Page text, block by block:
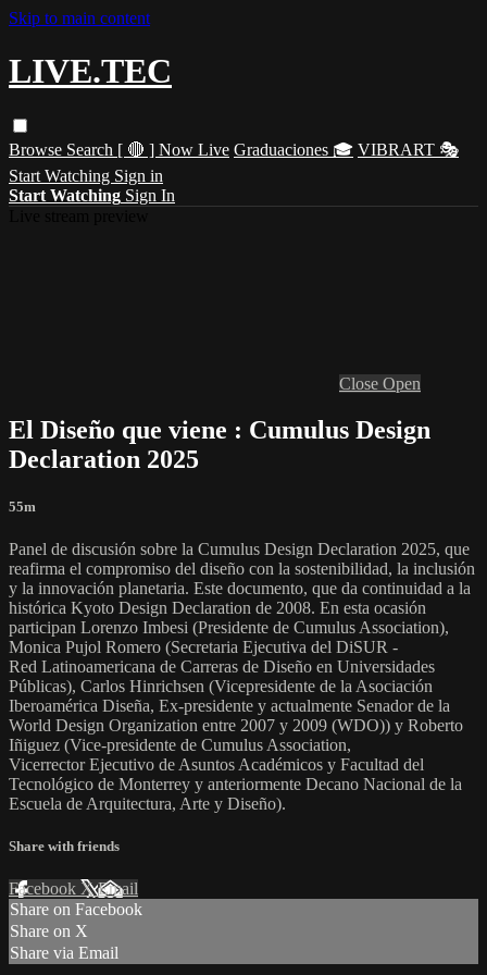
Skip to main content
LIVE.TEC
Browse Search [ 🔴 ] Now Live Graduaciones 🎓 VIBRART 🎭
Start Watching Sign in
Start Watching Sign In
Close Open
El Diseño que viene : Cumulus Design
Declaration 2025
55m
Panel de discusión sobre la Cumulus Design Declaration 2025, que
reafirma el compromiso del diseño con la sostenibilidad, la inclusión
y la innovación planetaria. Este documento, que da continuidad a la
histórica Kyoto Design Declaration de 2008. En esta ocasión
participan Lorenzo Imbesi (Presidente de Cumulus Association),
Monica Pujol Romero (Secretaria Ejecutiva del DiSUR -
Red Latinoamericana de Carreras de Diseño en Universidades
Públicas), Carlos Hinrichsen (Vicepresidente de la Asociación
Iberoamérica Diseña, Ex-presidente y actualmente Senador de la
World Design Organization entre 2007 y 2009 (WDO)) y Roberto
Iñiguez (Vice-presidente de Cumulus Association,
Vicerrector Ejecutivo de Asuntos Académicos y Facultad del
Tecnológico de Monterrey y anteriormente Decano Nacional de la
Escuela de Arquitectura, Arte y Diseño).
Share with friends
Facebook XEmail
Share on Facebook
Share on X
Share via Email